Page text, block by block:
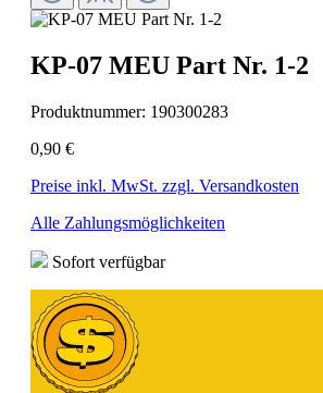
KP-07 MEU Part Nr. 1-2
Produktnummer: 190300283
0,90 €
Preise inkl. MwSt. zzgl. Versandkosten
Alle Zahlungsmöglichkeiten
Sofort verfügbar